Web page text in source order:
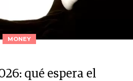
MONEY
qué espera el